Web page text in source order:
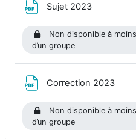
Sujet 2023
Non disponible à
d’un groupe
Correction 2023
Non disponible à
d’un groupe